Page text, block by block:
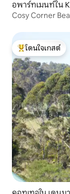
อพาร์ทเมนท์ใน
Cosy Corner
โดนใจเกสต์ที่สุด
โดนใจเกสต์